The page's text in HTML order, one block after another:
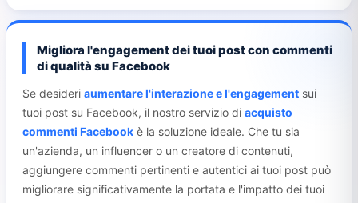
Migliora l'engagement dei tuoi post con commenti
di qualità su Facebook
Se desideri aumentare l'interazione e l'engagement sui
tuoi post su Facebook, il nostro servizio di acquisto
commenti Facebook è la soluzione ideale. Che tu sia
un'azienda, un influencer o un creatore di contenuti,
aggiungere commenti pertinenti e autentici ai tuoi post può
migliorare significativamente la portata e l'impatto dei tuoi